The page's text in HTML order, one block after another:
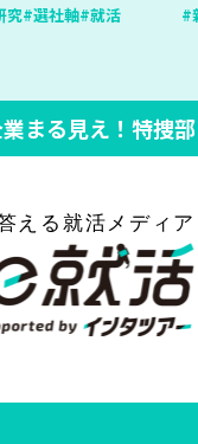
究#選社軸#就活 #
まる見え！特捜部